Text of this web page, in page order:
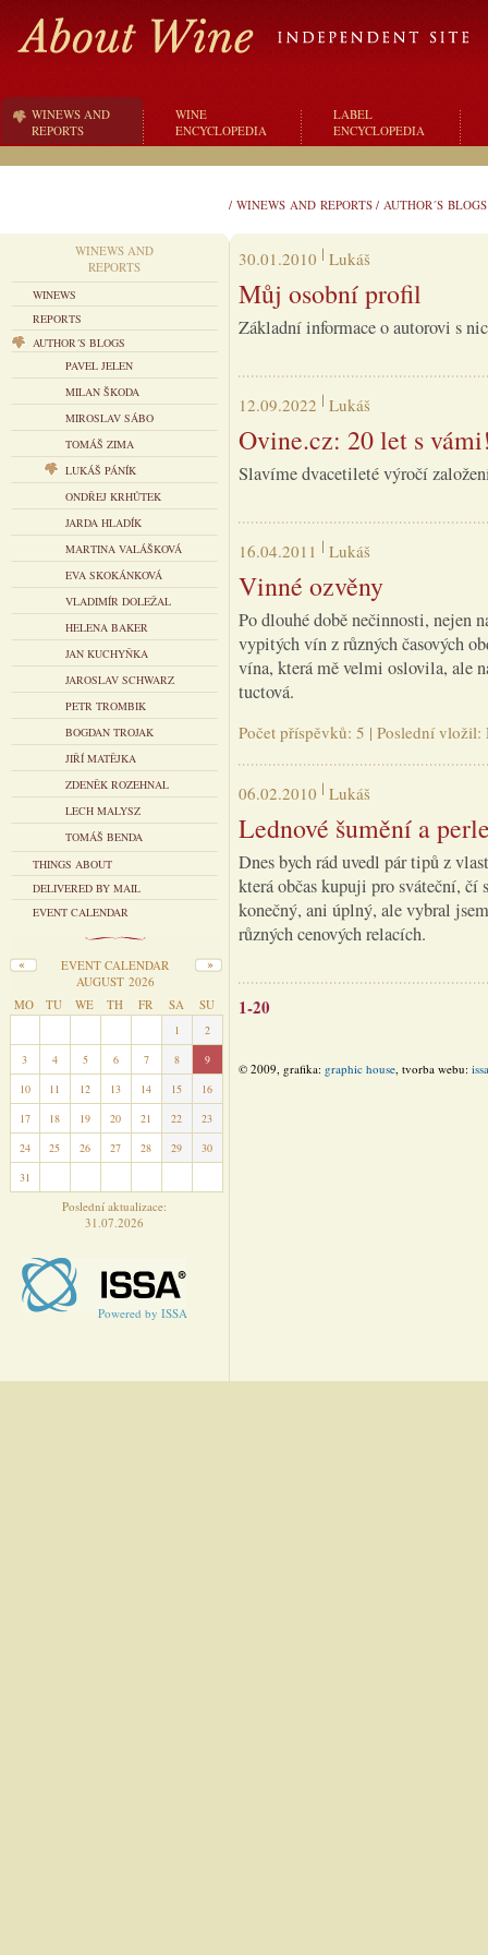
WINEWS AND
REPORTS
WINE
ENCYCLOPEDIA
LABEL
ENCYCLOPEDIA
/ WINEWS AND REPORTS / AUTHOR´S BLOGS
WINEWS AND
REPORTS
WINEWS
REPORTS
AUTHOR´S BLOGS
PAVEL JELEN
MILAN ŠKODA
MIROSLAV SÁBO
TOMÁŠ ZIMA
LUKÁŠ PÁNÍK
ONDŘEJ KRHŮTEK
JARDA HLADÍK
MARTINA VALÁŠKOVÁ
EVA SKOKÁNKOVÁ
VLADIMÍR DOLEŽAL
HELENA BAKER
JAN KUCHYŇKA
JAROSLAV SCHWARZ
PETR TROMBIK
BOGDAN TROJAK
JIŘÍ MATĚJKA
ZDENĚK ROZEHNAL
LECH MALYSZ
TOMÁŠ BENDA
THINGS ABOUT
DELIVERED BY MAIL
EVENT CALENDAR
EVENT CALENDAR
AUGUST 2026
MO
TU WE TH FR SA SU
1
2
3
4 5 6 7 8
9
10
11 12 13 14 15
16
17
18 19 20 21 22
23
24
25 26 27 28 29
30
31
Poslední aktualizace:
31.07.2026
Powered by ISSA
30.01.2010 Lukáš
Můj osobní profil
Základní informace o autorovi s
12.09.2022 Lukáš
Ovine.cz: 20 let s
Slavíme dvacetileté výročí
16.04.2011 Lukáš
Vinné ozvěny
Po dlouhé době nečinnosti, nejen
vypitých vín z různých časových
vína, která mě velmi oslovila, ale
tuctová.
Počet příspěvků: 5 | Poslední
06.02.2010 Lukáš
Lednové šumění a
Dnes bych rád uvedl pár tipů z
která občas kupuji pro sváteční,
konečný, ani úplný, ale vybral
různých cenových relacích.
1-20
© 2009, grafika: graphic house, tvorba webu: